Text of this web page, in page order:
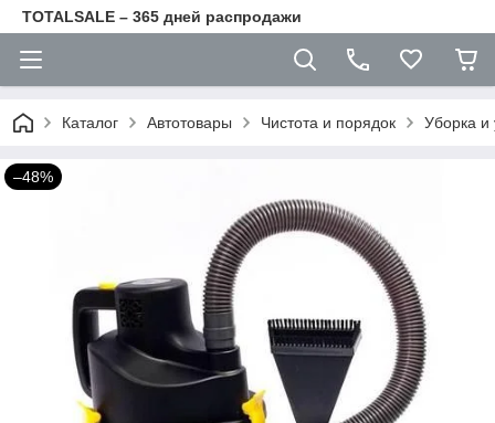
TOTALSALE – 365 дней распродажи
Каталог Автотовары Чистота и порядок Уборка и
–48%